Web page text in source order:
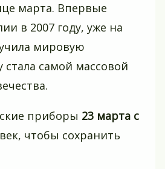
марта. Впервые
в 2007 году, уже на
мировую
стала самой массовой
приборы 23 марта с
чтобы сохранить